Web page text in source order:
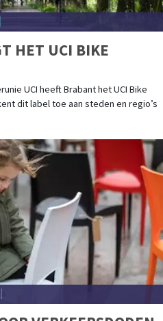
HET UCI BIKE
UCI heeft Brabant het UCI Bike
dit label toe aan steden en regio’s